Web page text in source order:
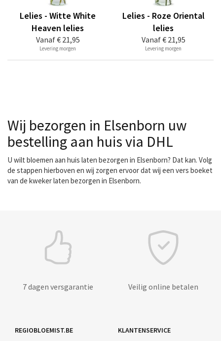
Vanaf€ 21,95
Lelies - Witte White
Heaven lelies
Levering morgen
Vanaf€ 21,95
Lelies - Roze Oriental
lelies
Levering morgen
Wij bezorgen in Elsenborn uw
bestelling aan huis via DHL
U wilt bloemen aan huis laten bezorgen in Elsenborn? Dat kan. Volg
de stappen hierboven en wij zorgen ervoor dat wij een vers boeket
van de kweker laten bezorgen in Elsenborn.
7 dagen versgarantie Veilig online betalen
REGIOBLOEMIST.BE KLANTENSERVICE